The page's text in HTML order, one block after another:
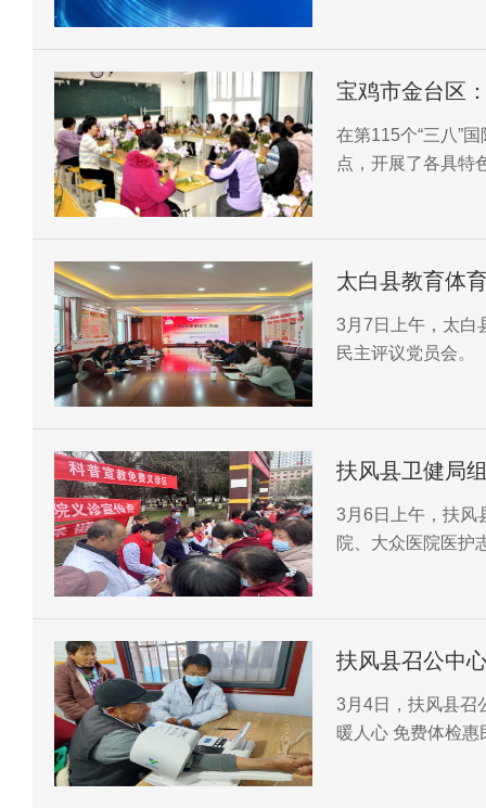
宝鸡市金台区
在第115个“三八”
点，开展了各具特
太白县教育体
主评议党员会
3月7日上午，太白
民主评议党员会。
扶风县卫健局
活动
3月6日上午，扶风
院、大众医院医护
扶风县召公中
民生”活动
3月4日，扶风县召
暖人心 免费体检惠